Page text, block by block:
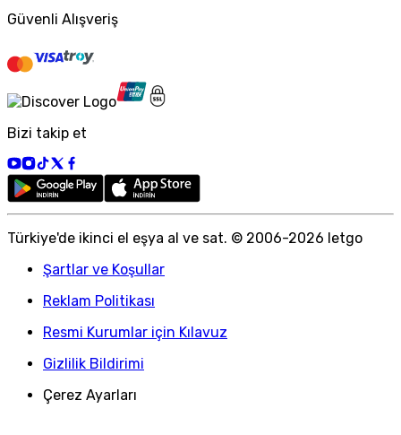
Güvenli Alışveriş
Bizi takip et
Türkiye'de ikinci el eşya al ve sat. © 2006-2026 letgo
Şartlar ve Koşullar
Reklam Politikası
Resmi Kurumlar için Kılavuz
Gizlilik Bildirimi
Çerez Ayarları